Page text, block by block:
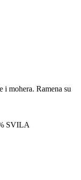
i mohera. Ramena su
SVILA